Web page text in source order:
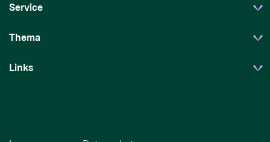
Service
Thema
Links